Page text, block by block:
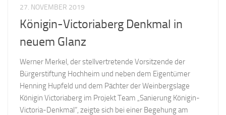
27. NOVEMBER 2019
Königin-Victoriaberg Denkmal in
neuem Glanz
Werner Merkel, der stellvertretende Vorsitzende der
Bürgerstiftung Hochheim und neben dem Eigentümer
Henning Hupfeld und dem Pächter der Weinbergslage
Königin Victoriaberg im Projekt Team „Sanierung Königin-
Victoria-Denkmal“, zeigte sich bei einer Begehung am